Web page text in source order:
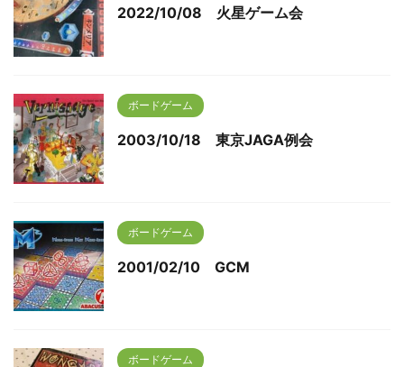
2022/10/08 火星ゲーム会
ボードゲーム
2003/10/18 東京JAGA例会
ボードゲーム
2001/02/10 GCM
ボードゲーム